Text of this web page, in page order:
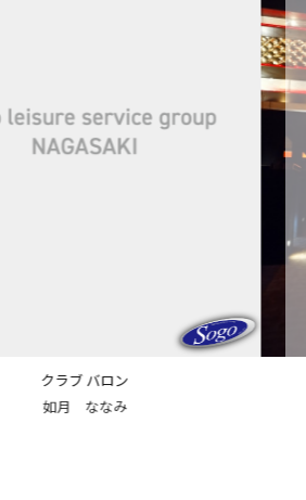
クラブ バロン
岡本 恵茉